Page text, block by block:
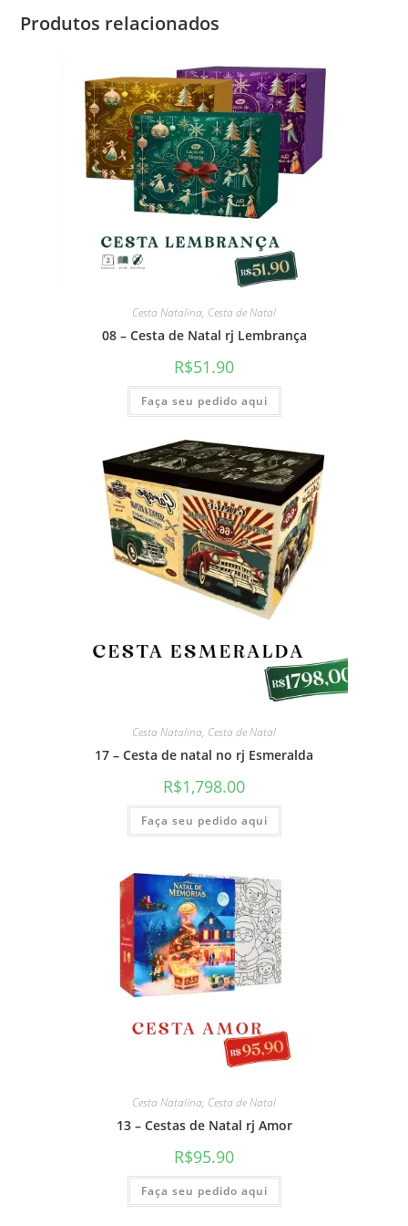
Produtos relacionados
Cesta Natalina, Cesta de Natal
08 – Cesta de Natal rj Lembrança
R$51.90
Faça seu pedido aqui
Cesta Natalina, Cesta de Natal
17 – Cesta de natal no rj Esmeralda
R$1,798.00
Faça seu pedido aqui
Cesta Natalina, Cesta de Natal
13 – Cestas de Natal rj Amor
R$95.90
Faça seu pedido aqui